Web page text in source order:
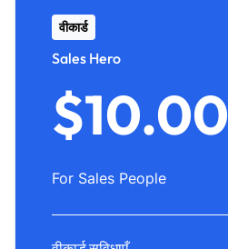
वीकार्ड
Sales Hero
$10.00
For Sales People